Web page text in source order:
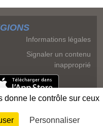
Informations légales
Signaler un contenu
inapproprié
Connexion
donne le contrôle sur ceux
Personnaliser